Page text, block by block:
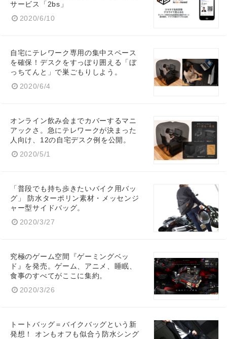
サービス「2bs」
2020/6/10
自宅にテレワーク専用の集中スペース
を確保！デスクをすっぽり囲える「ぼ
っちてんと」で巣ごもりしよう。
2020/6/4
オンライン飲み会までカバーするマニ
アックさ。急にテレワークが決まった
人向け、12の自宅デスク例を公開。
2020/5/1
「普段でも持ち歩きたいバイク用バッ
グ」 防水ターポリン素材・メッセンジ
ャー型サイドバッグ。
2020/3/27
究極のゲーム空間『ゲーミングベッ
ド』を発売。ゲーム、アニメ、睡眠、
食事のすべてがここに集約。
2020/3/26
トートバッグ＝バイクバッグという新
発想！ オンもオフも似合う防水シング